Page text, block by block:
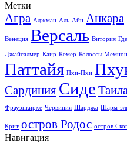
Метки
Агра Аджман Аль-Айн Анкара
Венеция Версаль Витория
Джайсалмер Каир Кемер Колоссы
Паттайя Пхи-Пхи
Сардиния Сиде
Фрауэнкирхе Червиния Шарджа Шарм-
Крит остров Родос остров
Навигация